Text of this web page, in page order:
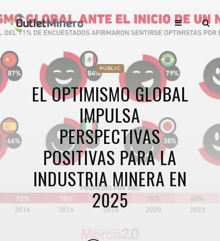
PUBLIC
EL OPTIMISMO GLOBAL
IMPULSA
PERSPECTIVAS
POSITIVAS PARA LA
INDUSTRIA MINERA EN
2025